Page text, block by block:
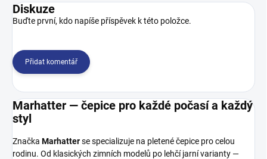
Diskuze
Buďte první, kdo napíše příspěvek k této položce.
Přidat komentář
Marhatter — čepice pro každé počasí a každý
styl
Značka Marhatterse specializuje na pletené čepice pro celou
rodinu. Od klasických zimních modelů po lehčí jarní varianty —